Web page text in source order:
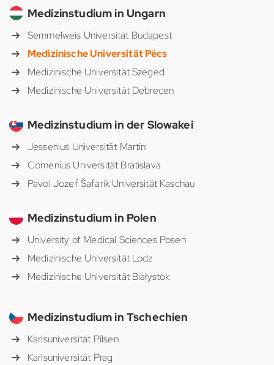
Medizinstudium in Ungarn
Semmelweis Universität Budapest
Medizinische Universität Pécs
Medizinische Universität Szeged
Medizinische Universität Debrecen
Medizinstudium in der Slowakei
Jessenius Universität Martin
Comenius Universität Bratislava
Pavol Jozef Šafarik Universität Kaschau
Medizinstudium in Polen
University of Medical Sciences Posen
Medizinische Universität Lodz
Medizinische Universität Białystok
Medizinstudium in Tschechien
Karlsuniversität Pilsen
Karlsuniversität Prag